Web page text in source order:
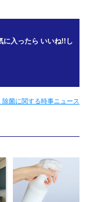
に入ったら いいね!!し
除菌に関する時事ニュース